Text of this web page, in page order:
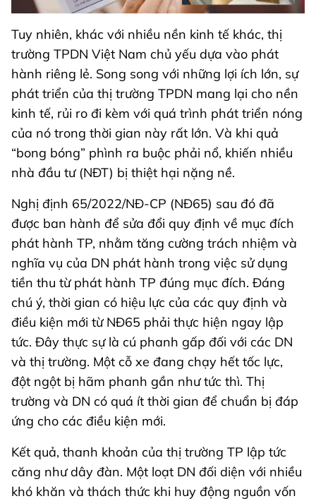
Tuy nhiên, khác với nhiều nền kinh tế khác, thị
trường TPDN Việt Nam chủ yếu dựa vào phát
hành riêng lẻ. Song song với những lợi ích lớn, sự
phát triển của thị trường TPDN mang lại cho nền
kinh tế, rủi ro đi kèm với quá trình phát triển nóng
của nó trong thời gian này rất lớn. Và khi quả
“bong bóng” phình ra buộc phải nổ, khiến nhiều
nhà đầu tư (NĐT) bị thiệt hại nặng nề.
Nghị định 65/2022/NĐ-CP (NĐ65) sau đó đã
được ban hành để sửa đổi quy định về mục đích
phát hành TP, nhằm tăng cường trách nhiệm và
nghĩa vụ của DN phát hành trong việc sử dụng
tiền thu từ phát hành TP đúng mục đích. Đáng
chú ý, thời gian có hiệu lực của các quy định và
điều kiện mới từ NĐ65 phải thực hiện ngay lập
tức. Đây thực sự là cú phanh gấp đối với các DN
và thị trường. Một cỗ xe đang chạy hết tốc lực,
đột ngột bị hãm phanh gần như tức thì. Thị
trường và DN có quá ít thời gian để chuẩn bị đáp
ứng cho các điều kiện mới.
Kết quả, thanh khoản của thị trường TP lập tức
căng như dây đàn. Một loạt DN đối diện với nhiều
khó khăn và thách thức khi huy động nguồn vốn